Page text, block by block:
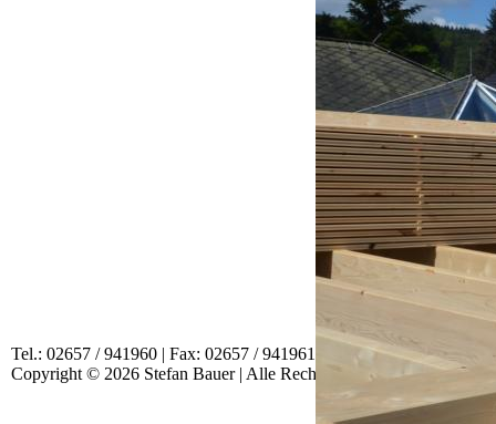
Tel.: 02657 / 941960 | Fax: 02657 / 941961 | EMail:mail@bauen-
Copyright © 2026 Stefan Bauer | Alle Rechte vorbehalten | Created